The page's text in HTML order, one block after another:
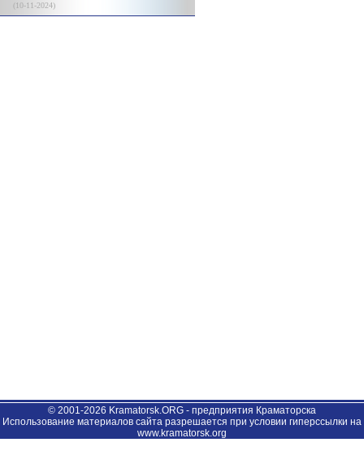
(10-11-2024)
© 2001-2026 Kramatorsk.ORG - предприятия Краматорска
Использование материалов сайта разрешается при условии гиперссылки на
www.kramatorsk.org